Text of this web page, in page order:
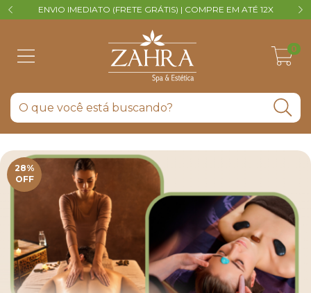
ENVIO IMEDIATO (FRETE GRÁTIS) | COMPRE EM ATÉ 12X
0
28%
OFF